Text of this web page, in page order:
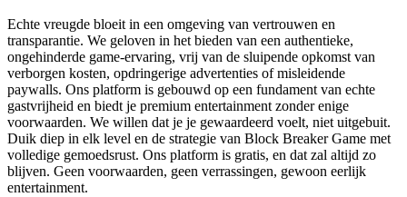
Echte vreugde bloeit in een omgeving van vertrouwen en
transparantie. We geloven in het bieden van een authentieke,
ongehinderde game-ervaring, vrij van de sluipende opkomst van
verborgen kosten, opdringerige advertenties of misleidende
paywalls. Ons platform is gebouwd op een fundament van echte
gastvrijheid en biedt je premium entertainment zonder enige
voorwaarden. We willen dat je je gewaardeerd voelt, niet uitgebuit.
Duik diep in elk level en de strategie van Block Breaker Game met
volledige gemoedsrust. Ons platform is gratis, en dat zal altijd zo
blijven. Geen voorwaarden, geen verrassingen, gewoon eerlijk
entertainment.